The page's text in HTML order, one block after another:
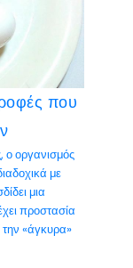
που
ο οργανισμός
με
μια
προστασία
«άγκυρα»